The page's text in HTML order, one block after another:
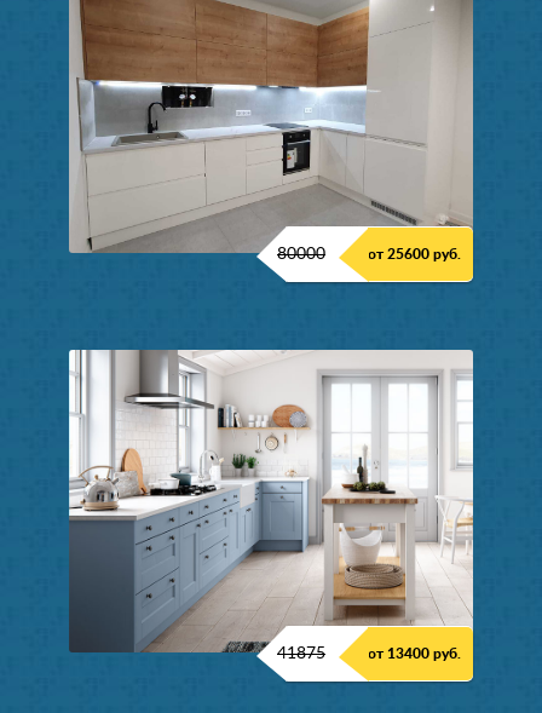
80000 от 25600 руб.
41875 от 13400 руб.